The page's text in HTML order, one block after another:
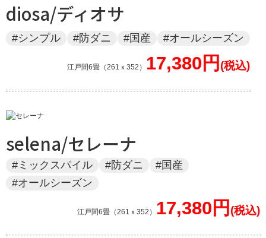
diosa/ディオサ
#シンプル #防ダニ #国産 #オールシーズン
江戸間6畳（261ｘ352） 17,380円
selena/セレーナ
#ミックスパイル #防ダニ
#国産
#オールシーズン
江戸間6畳（261ｘ352） 17,380円